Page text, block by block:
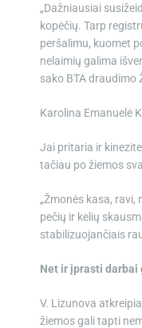
„Dažniausiai
kopėčių. Tarp
peršalimu, kuomet
nelaimių galima
sako BTA draudimo
Karolina Emanuelė
Jai pritaria ir
tačiau po žiemos
„Žmonės kasa,
pečių ir kelių
stabilizuojančiais
Net ir įprasti
V. Lizunova
žiemos gali tapti